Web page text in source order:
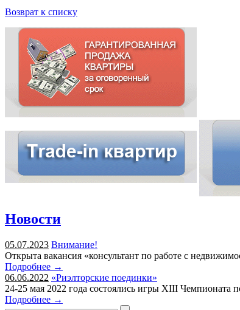
Возврат к списку
Новости
05.07.2023 Внимание!
Открыта вакансия «консультант по работе с
Подробнее →
06.06.2022 «Риэлторские поединки»
24-25 мая 2022 года состоялись игры XIII Чемпионата
Подробнее →